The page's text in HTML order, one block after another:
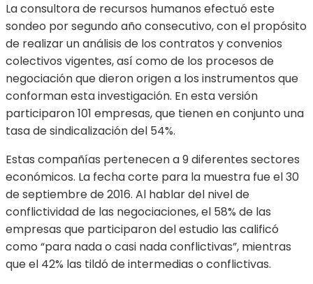
La consultora de recursos humanos efectuó este
sondeo por segundo año consecutivo, con el propósito
de realizar un análisis de los contratos y convenios
colectivos vigentes, así como de los procesos de
negociación que dieron origen a los instrumentos que
conforman esta investigación. En esta versión
participaron 101 empresas, que tienen en conjunto una
tasa de sindicalización del 54%.
Estas compañías pertenecen a 9 diferentes sectores
económicos. La fecha corte para la muestra fue el 30
de septiembre de 2016. Al hablar del nivel de
conflictividad de las negociaciones, el 58% de las
empresas que participaron del estudio las calificó
como “para nada o casi nada conflictivas”, mientras
que el 42% las tildó de intermedias o conflictivas.